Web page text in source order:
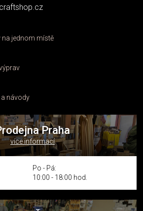
na jednom místě
a návody
Praha
více informací
Po - Pá:
10:00 - 18:00 hod.